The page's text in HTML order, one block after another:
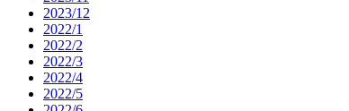
2023/12
2022/1
2022/2
2022/3
2022/4
2022/5